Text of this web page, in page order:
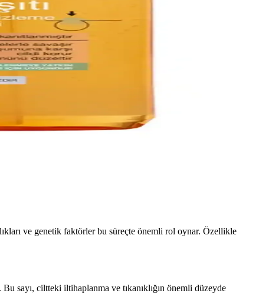
etkili sonuçlar sağlar.
burada.
desteği gerekebilir.
ve genetik faktörler bu süreçte önemli rol oynar. Özellikle
sayı, ciltteki iltihaplanma ve tıkanıklığın önemli düzeyde